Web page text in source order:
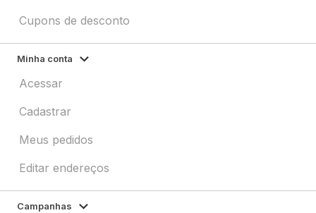
Cupons de desconto
Minha conta
Acessar
Cadastrar
Meus pedidos
Editar endereços
Campanhas